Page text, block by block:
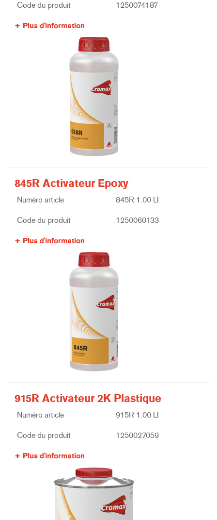
Code du produit 1250074187
Plus d'information
845R Activateur Epoxy
Numéro article 845R 1.00 LI
Code du produit 1250060133
Plus d'information
915R Activateur 2K Plastique
Numéro article 915R 1.00 LI
Code du produit 1250027059
Plus d'information